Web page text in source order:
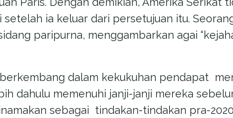
ia keluar dari persetujuan itu.
paripurna, menggambarkan agai
dalam kekukuhan pendapat
dahulu memenuhi janji-janji mereka
sebagai tindakan-tindakan pra-